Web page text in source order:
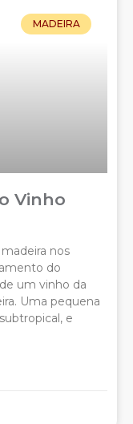
MADEIRA
Vinho
nos
do
um vinho da
Uma pequena
e